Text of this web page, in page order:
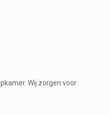
Wij zorgen voor: